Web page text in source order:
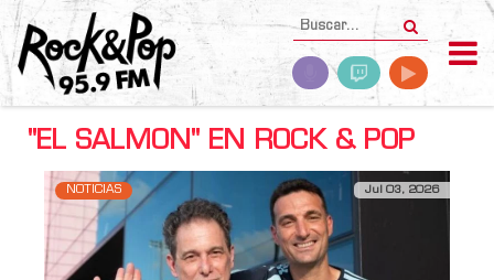
"EL SALMON" EN ROCK & POP
NOTICIAS Jul 03, 2026